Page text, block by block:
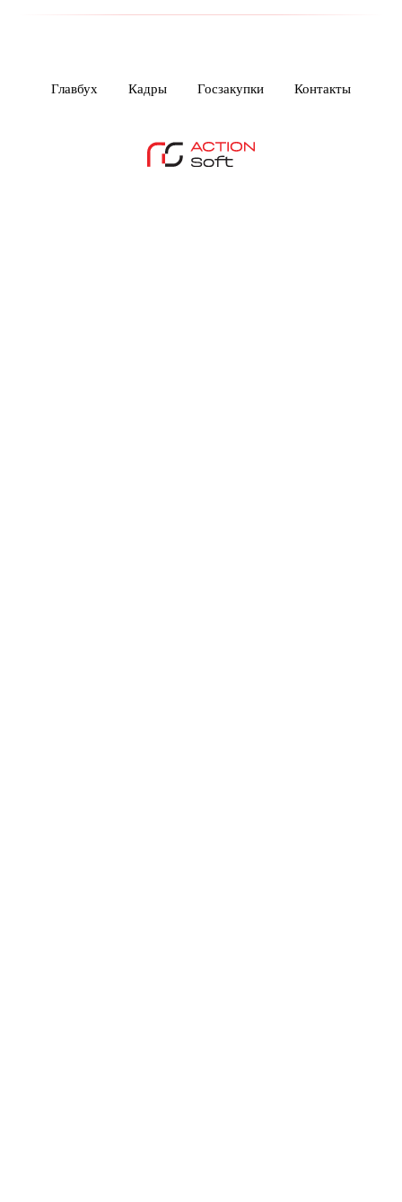
Главбух Кадры Госзакупки Контакты